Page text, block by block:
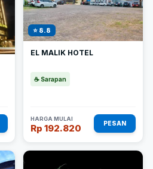
⭐ 8.8
EL MALIK HOTEL
☕ Sarapan
HARGA MULAI
Rp 192.820 PESAN